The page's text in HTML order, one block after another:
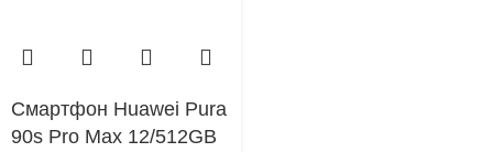
Смартфон Huawei Pura
90s Pro Max 12/512GB